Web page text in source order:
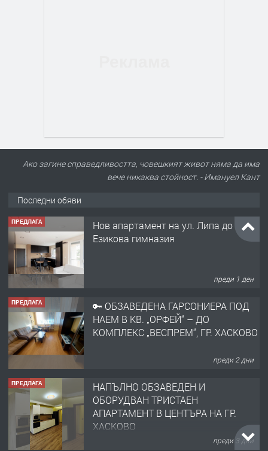
Ако загине справедливостта, човешкият живот няма да има
вече никаква стойност. - Имануел Кант
Последни обяви
ПРЕДЛАГА
Нов апартамент на ул. Липа до
Езикова гимназия
преди 1 ден
ПРЕДЛАГА
🔑 ОБЗАВЕДЕНА ГАРСОНИЕРА ПОД
НАЕМ В КВ. „ОРФЕЙ“ – ДО
КОМПЛЕКС „ВЕСПРЕМ“, ГР. ХАСКОВО
преди 2 дни
ПРЕДЛАГА
НАПЪЛНО ОБЗАВЕДЕН И
ОБОРУДВАН ТРИСТАЕН
АПАРТАМЕНТ В ЦЕНТЪРА НА ГР.
ХАСКОВО
преди 3 дни